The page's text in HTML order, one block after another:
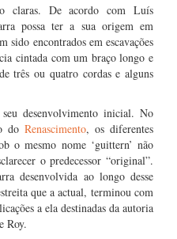
claras. De acordo com Luís
possa ter a sua origem em
sido encontrados em escavações
cintada com um braço longo e
três ou quatro cordas e alguns
desenvolvimento inicial. No
doRenascimento, os diferentes
o mesmo nome ‘guittern’ não
o predecessor “original”.
desenvolvida ao longo desse
que a actual, terminou com
a ela destinadas da autoria
Roy.